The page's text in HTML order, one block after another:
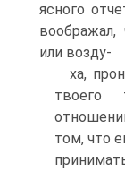
ясного
воображал,
или возду-
ха,
твоего
том, что